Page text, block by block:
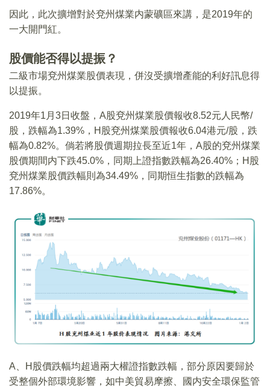
因此，此次擴增對於兗州煤業内蒙礦區來講，是2019年的
一大開門紅。
股價能否得以提振？
二級市場兗州煤業股價表現，併沒受擴增產能的利好訊息得
以提振。
2019年1月3日收盤，A股兗州煤業股價報收8.52元人民幣/
股，跌幅為1.39%，H股兗州煤業股價報收6.04港元/股，跌
幅為0.82%。倘若將股價週期拉長至近1年，A股的兗州煤業
股價期間内下跌45.0%，同期上證指數跌幅為26.40%；H股
兗州煤業股價跌幅則為34.49%，同期恒生指數的跌幅為
17.86%。
A、H股價跌幅均超過兩大權證指數跌幅，部分原因要歸於
受整個外部環境影響，如中美貿易摩擦、國内安全環保監管